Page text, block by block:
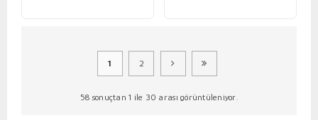
1 2
58 sonuçtan 1 ile 30 arası görüntüleniyor.